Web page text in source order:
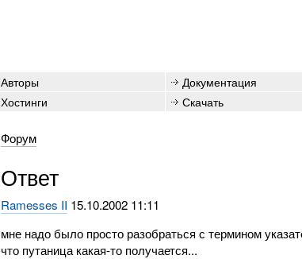
Авторы Документация
Хостинги Скачать
Форум
Ответ
Ramesses II 15.10.2002 11:11
мне надо было просто разобраться с термином
что путаница какая-то получается...